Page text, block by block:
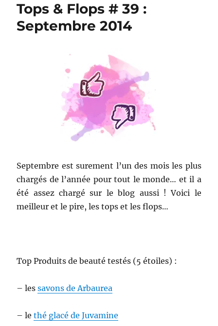
Tops & Flops # 39 :
Septembre 2014
Septembre est surement l’un des mois les plus
chargés de l’année pour tout le monde… et il a
été assez chargé sur le blog aussi ! Voici le
meilleur et le pire, les tops et les flops…
Top Produits de beauté testés (5 étoiles) :
– lessavons de Arbaurea
– lethé glacé de Juvamine